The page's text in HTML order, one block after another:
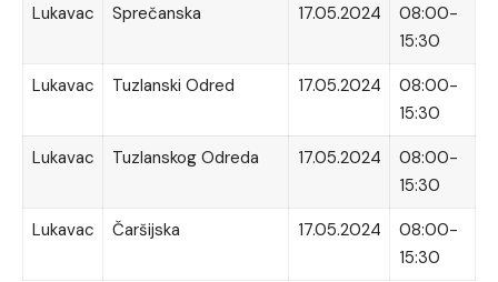
Lukavac
Sprečanska 17.05.2024
08:00-
15:30
Lukavac
Tuzlanski Odred 17.05.2024
08:00-
15:30
Lukavac
Tuzlanskog Odreda 17.05.2024
08:00-
15:30
Lukavac
Čaršijska 17.05.2024
08:00-
15:30